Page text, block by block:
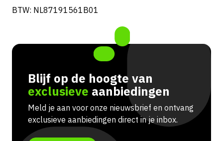
BTW: NL87191561B01
Blijf op de hoogte van
exclusieve aanbiedingen
Meld je aan voor onze nieuwsbrief en ontvang
exclusieve aanbiedingen direct in je inbox.